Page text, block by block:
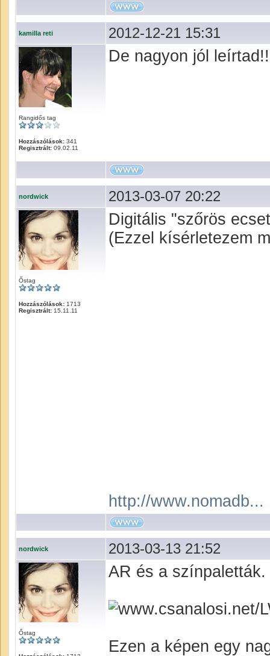
kamilla reti 2012-12-21 15:31
Rangidős tag
Hozzászólások: 341
Regisztrált: 09.02.11
De nagyon jól
nordwick 2013-03-07 20:22
Őstag
Hozzászólások: 1713
Regisztrált: 15.11.11
Digitális "szőrös
(Ezzel kísérletezem
http://www.nomadb...
nordwick 2013-03-13 21:52
Őstag
AR és a színpaletták.
Ezen a képen egy